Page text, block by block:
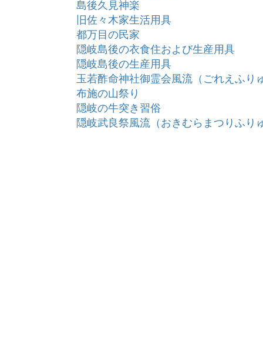
島後久見神楽
旧佐々木家生活用具
都万目の民家
隠岐島後の衣食住および生産用具
隠岐島後の生産用具
玉若酢命神社御霊会風流（ごれえふり
布施の山祭り
隠岐の牛突き習俗
隠岐武良祭風流（おきむらまつりふり